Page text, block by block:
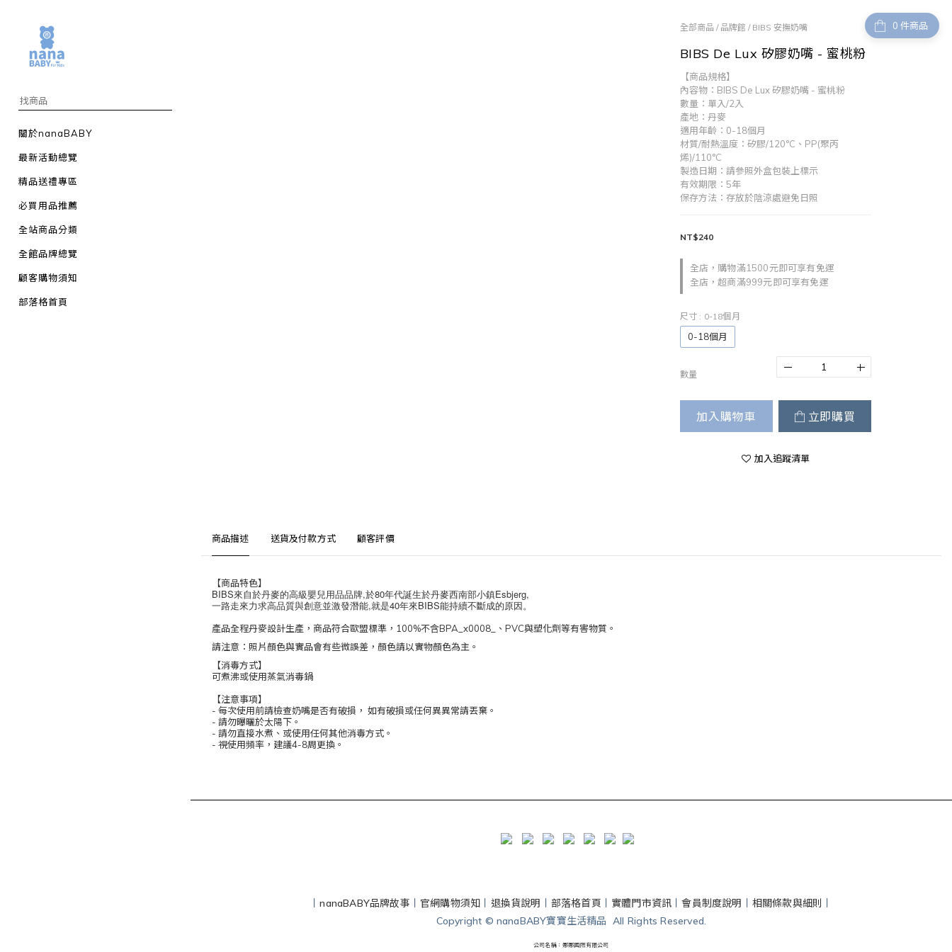
關於nanaBABY
最新活動總覽
精品送禮專區
必買用品推薦
全站商品分類
全館品牌總覽
顧客購物須知
部落格首頁
件商品
全部商品 / 品牌館 / BIBS 安撫奶嘴
BIBS De Lux 矽膠奶嘴 - 蜜桃粉
【商品規格】
內容物：BIBS De Lux 矽膠奶嘴 - 蜜桃粉
數量：單入/2入
產地：丹麥
適用年齡：0-18個月
材質/耐熱溫度：矽膠/120°C、PP(聚丙
烯)/110°C
製造日期：請參照外盒包裝上標示
有效期限：5年
保存方法：存放於陰涼處避免日照
全店，購物滿1500元即可享有免運
全店，超商滿999元即可享有免運
NT$240
尺寸 : 0-18個月
0-18個月
數量
加入購物車 立即購買
加入追蹤清單
商品描述 送貨及付款方式 顧客評價
【商品特色】
BIBS來自於丹麥的高級嬰兒用品品牌,於80年代誕生於丹麥西南部小鎮Esbjerg,
一路走來力求高品質與創意並激發潛能,就是40年來BIBS能持續不斷成的原因。
產品全程丹麥設計生產，商品符合歐盟標準，100%不含BPA_x0008_、PVC與塑化劑等有害物質。
請注意：照片顏色與實品會有些微誤差，顏色請以實物顏色為主。
【消毒方式】
可煮沸或使用蒸氣消毒鍋
【注意事項】
- 每次使⽤前請檢查奶嘴是否有破損， 如有破損或任何異異常請丟棄。
- 請勿曝曬於太陽下。
- 請勿直接水煮、或使用任何其他消毒⽅式。
- 視使⽤頻率，建議4-8周更換。
丨nanaBABY品牌故事 官網購物須知 退換貨說明 部落格首頁 實體門市資訊 丨會員制度說明 相關條款與細則
Copyright © nanaBABY寶寶生活精品 All Rights Reserved.
公司名稱：娜娜國際有限公司